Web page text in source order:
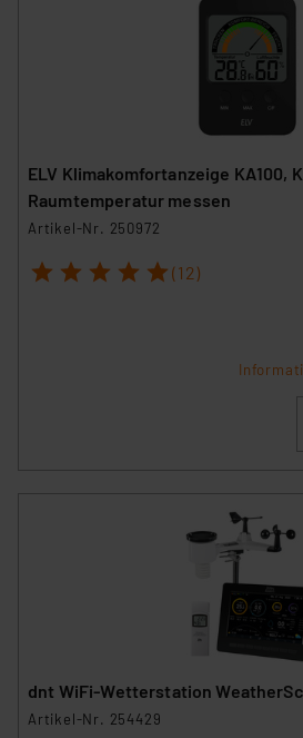
ELV Klimakomfortanzeige KA100,
Raumtemperatur messen
Artikel-Nr. 250972
1 2 3 4 5 (12)
dnt WiFi-Wetterstation
Artikel-Nr. 254429